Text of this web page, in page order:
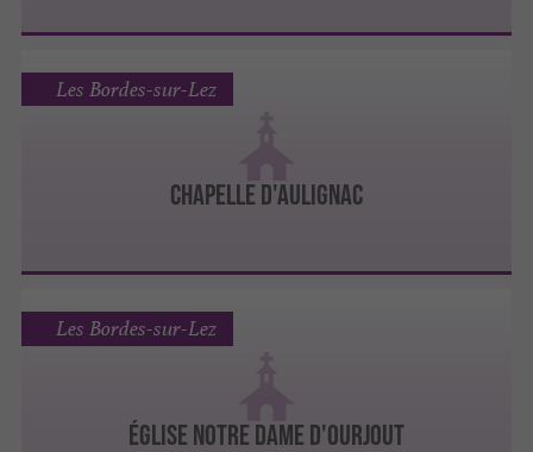
CHAPELLE D'AULIGNAC
Les Bordes-sur-Lez
ÉGLISE NOTRE DAME D'OURJOUT
Les Bordes-sur-Lez